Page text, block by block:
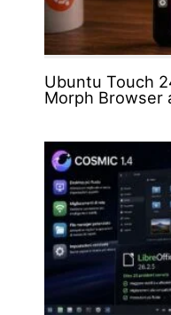
Ubuntu Touch
Morph Browser